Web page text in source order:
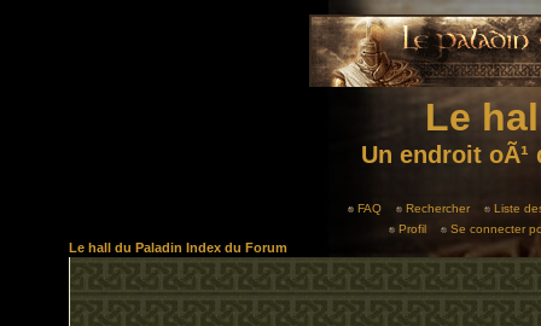
Le
Un endroit
FAQ Rechercher
Liste
Profil
Se connecter
Le hall du Paladin Index du Forum